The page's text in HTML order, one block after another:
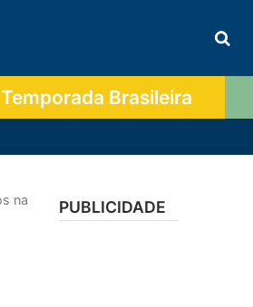
Temporada Brasileira
na
PUBLICIDADE